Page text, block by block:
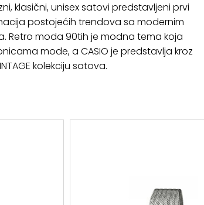
klasični, unisex satovi predstavljeni prvi
postojećih trendova sa modernim
Retro moda 90tih je modna tema koja
mode, a CASIO je predstavlja kroz
kolekciju satova.